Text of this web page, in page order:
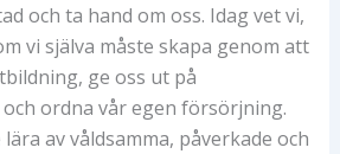
och ta hand om oss. Idag vet vi,
vi själva måste skapa genom att
ge oss ut på
ordna vår egen försörjning.
av våldsamma, påverkade och